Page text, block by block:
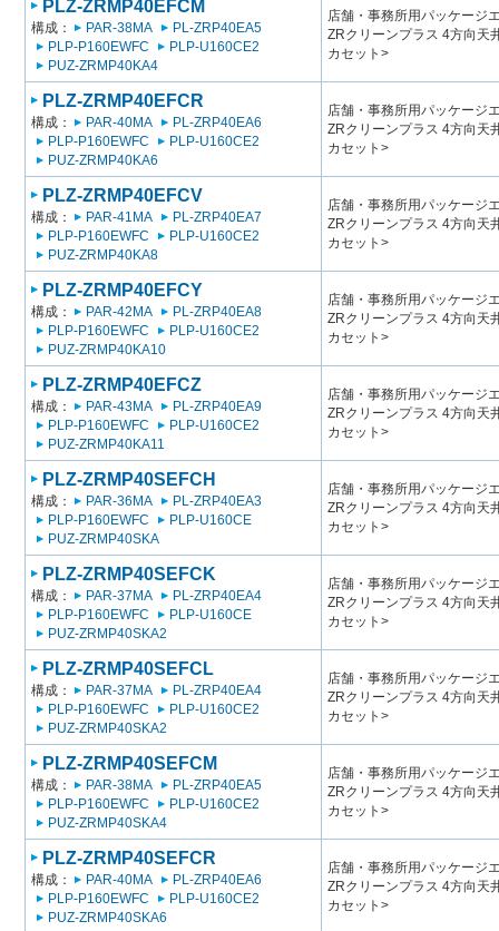
PLZ-ZRMP40EFCM
構成： PAR-38MA
PL-ZRP40EA5
PLP-P160EWFC
PLP-U160CE2
PUZ-ZRMP40KA4
店舗・事務所用パッケージ
ZRクリーンプラス 4方向天
カセット>
PLZ-ZRMP40EFCR
構成： PAR-40MA
PL-ZRP40EA6
PLP-P160EWFC
PLP-U160CE2
PUZ-ZRMP40KA6
店舗・事務所用パッケージ
ZRクリーンプラス 4方向天
カセット>
PLZ-ZRMP40EFCV
構成： PAR-41MA
PL-ZRP40EA7
PLP-P160EWFC
PLP-U160CE2
PUZ-ZRMP40KA8
店舗・事務所用パッケージ
ZRクリーンプラス 4方向天
カセット>
PLZ-ZRMP40EFCY
構成： PAR-42MA
PL-ZRP40EA8
PLP-P160EWFC
PLP-U160CE2
PUZ-ZRMP40KA10
店舗・事務所用パッケージ
ZRクリーンプラス 4方向天
カセット>
PLZ-ZRMP40EFCZ
構成： PAR-43MA
PL-ZRP40EA9
PLP-P160EWFC
PLP-U160CE2
PUZ-ZRMP40KA11
店舗・事務所用パッケージ
ZRクリーンプラス 4方向天
カセット>
PLZ-ZRMP40SEFCH
構成： PAR-36MA
PL-ZRP40EA3
PLP-P160EWFC
PLP-U160CE
PUZ-ZRMP40SKA
店舗・事務所用パッケージ
ZRクリーンプラス 4方向天
カセット>
PLZ-ZRMP40SEFCK
構成： PAR-37MA
PL-ZRP40EA4
PLP-P160EWFC
PLP-U160CE
PUZ-ZRMP40SKA2
店舗・事務所用パッケージ
ZRクリーンプラス 4方向天
カセット>
PLZ-ZRMP40SEFCL
構成： PAR-37MA
PL-ZRP40EA4
PLP-P160EWFC
PLP-U160CE2
PUZ-ZRMP40SKA2
店舗・事務所用パッケージ
ZRクリーンプラス 4方向天
カセット>
PLZ-ZRMP40SEFCM
構成： PAR-38MA
PL-ZRP40EA5
PLP-P160EWFC
PLP-U160CE2
PUZ-ZRMP40SKA4
店舗・事務所用パッケージ
ZRクリーンプラス 4方向天
カセット>
PLZ-ZRMP40SEFCR
構成： PAR-40MA
PL-ZRP40EA6
PLP-P160EWFC
PLP-U160CE2
PUZ-ZRMP40SKA6
店舗・事務所用パッケージ
ZRクリーンプラス 4方向天
カセット>